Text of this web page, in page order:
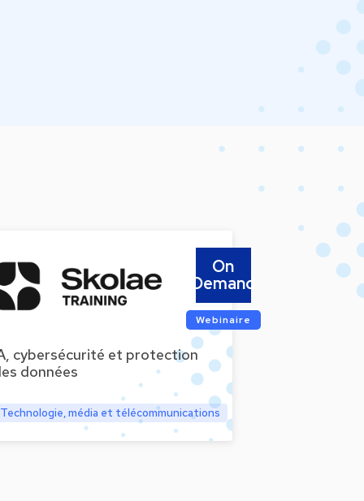
cybersécurité et protection
données
Technologie, média et télécommunications
On
Demand
Webinaire